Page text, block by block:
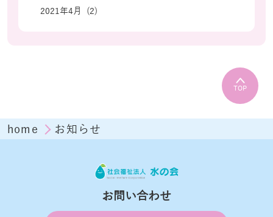
2021年4月 (2)
TOP
home お知らせ
お問い合わせ